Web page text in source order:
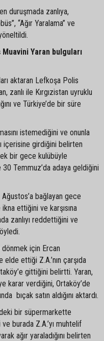
duruşmada zanlıya,
“Ağır Yaralama” ve
Yaran bulguları
aktaran Lefkoşa Polis
zanlı ile Kırgızistan uyruklu
ve Türkiye’de bir süre
istemediğini ve onunla
içerisine girdiğini belirten
bir gece kulübüyle
Temmuz’da adaya geldiğini
Ağustos’a bağlayan gece
ikna ettiğini ve karşısına
zanlıyı reddettiğini ve
dönmek için Ercan
elde ettiği Z.A.’nın çarşıda
gittiğini belirtti. Yaran,
karar verdiğini, Ortaköy’de
bıçak satın aldığını aktardı.
bir süpermarkette
burada Z.A.’yı muhtelif
ağır yaraladığını belirten